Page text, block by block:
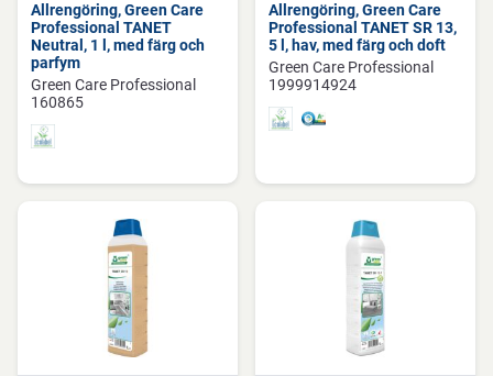
Allrengöring, Green Care
Professional TANET
Neutral, 1 l, med färg och
parfym
Green Care Professional
160865
Allrengöring, Green Care
Professional TANET SR 13,
5 l, hav, med färg och doft
Green Care Professional
1999914924